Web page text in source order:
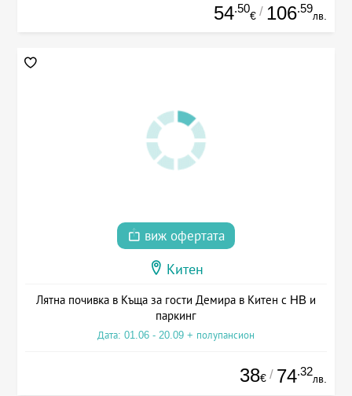
54.50
€ / 106.59
лв.
виж офертата
Китен
Лятна почивка в Къща за гости Демира в Китен с HB и
паркинг
Дата: 01.06 - 20.09 + полупансион
38€ / 74.32
лв.